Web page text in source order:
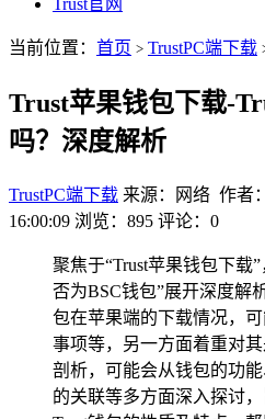
Trust官网
当前位置： 首页 > TrustPC端下载
Trust苹果钱包下载-
吗？深度解析
TrustPC端下载 来源：网络 作者
16:00:09 浏览：895 评论：0
聚焦于“Trust苹果钱包下载
否为BSC钱包”展开深度解
包在苹果端的下载情况，
事项等，另一方面着重对
剖析，可能会从钱包的功
的关联等多方面深入探讨